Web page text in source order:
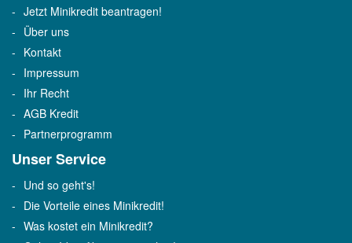
Jetzt Minikredit beantragen!
Über uns
Kontakt
Impressum
Ihr Recht
AGB Kredit
Partnerprogramm
Unser Service
Und so geht's!
Die Vorteile eines Minikredit!
Was kostet ein Minikredit?